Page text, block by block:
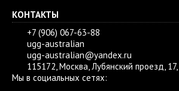
КОНТАКТЫ
+7 (906) 067-63-88
ugg-australian
ugg-australian@yandex.ru
115172, Москва, Лубянский проезд,
Мы в социальных сетях: